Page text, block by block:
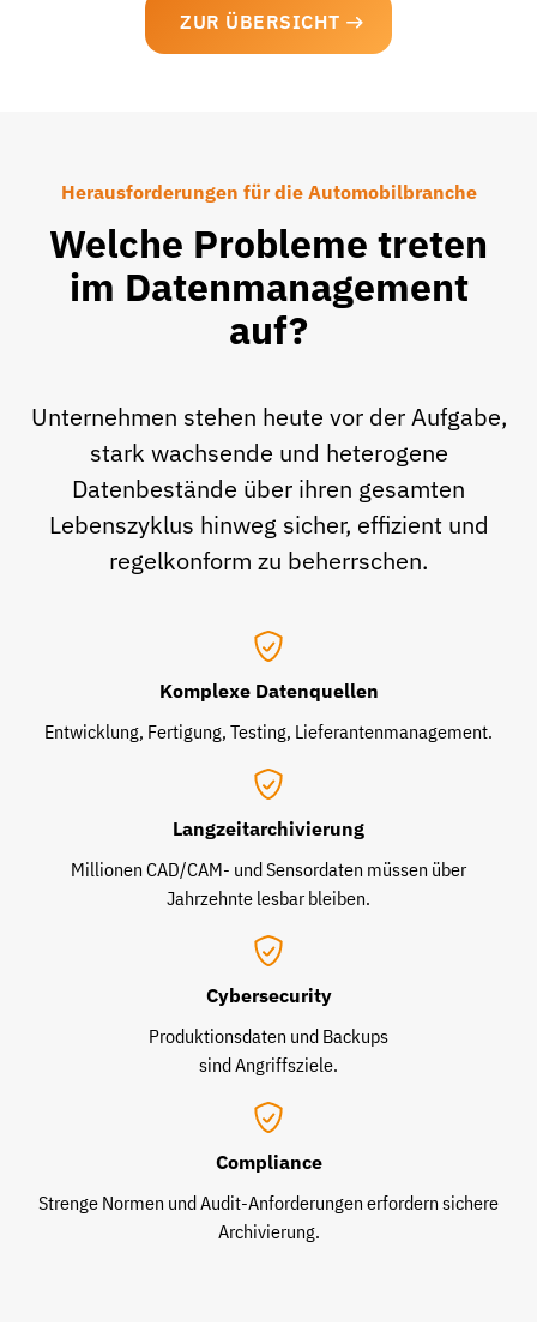
ZUR ÜBERSICHT
Herausforderungen für die Automobilbranche
Welche Probleme treten
im Datenmanagement
auf?
Unternehmen stehen heute vor der Aufgabe,
stark wachsende und heterogene
Datenbestände über ihren gesamten
Lebenszyklus hinweg sicher, effizient und
regelkonform zu beherrschen.
Komplexe Datenquellen
Entwicklung, Fertigung, Testing, Lieferantenmanagement.
Langzeitarchivierung
Millionen CAD/CAM- und Sensordaten müssen über
Jahrzehnte lesbar bleiben.
Cybersecurity
Produktionsdaten und Backups
sind Angriffsziele.
Compliance
Strenge Normen und Audit-Anforderungen erfordern sichere
Archivierung.